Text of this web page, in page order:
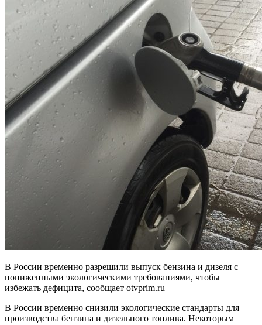
В России временно разрешили выпуск бензина и дизеля с
пониженными экологическими требованиями, чтобы
избежать дефицита, сообщает otvprim.ru
В России временно снизили экологические стандарты для
производства бензина и дизельного топлива. Некоторым